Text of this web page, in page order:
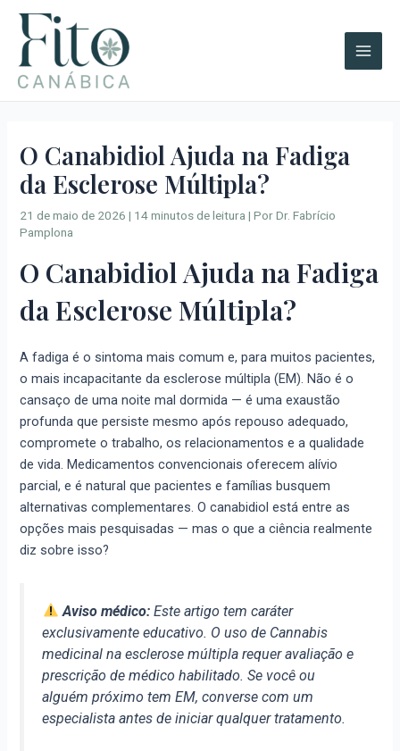
para
conteúdo
O Canabidiol Ajuda na Fadiga
da Esclerose Múltipla?
21 de maio de 2026| 14 minutos de leitura | PorDr. Fabrício
Pamplona
O Canabidiol Ajuda na Fadiga
da Esclerose Múltipla?
A fadiga é o sintoma mais comum e, para muitos pacientes,
o mais incapacitante da esclerose múltipla (EM). Não é o
cansaço de uma noite mal dormida — é uma exaustão
profunda que persiste mesmo após repouso adequado,
compromete o trabalho, os relacionamentos e a qualidade
de vida. Medicamentos convencionais oferecem alívio
parcial, e é natural que pacientes e famílias busquem
alternativas complementares. O canabidiol está entre as
opções mais pesquisadas — mas o que a ciência realmente
diz sobre isso?
Aviso médico:Este artigo tem caráter
exclusivamente educativo. O uso de Cannabis
medicinal na esclerose múltipla requer avaliação e
prescrição de médico habilitado. Se você ou
alguém próximo tem EM, converse com um
especialista antes de iniciar qualquer tratamento.
A
r
q
u
o
s